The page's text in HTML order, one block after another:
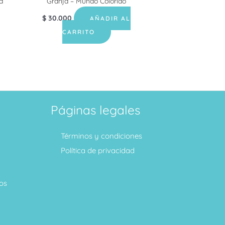
$ 30.000
AÑADIR AL
CARRITO
Páginas legales
Términos y condiciones
Política de privacidad